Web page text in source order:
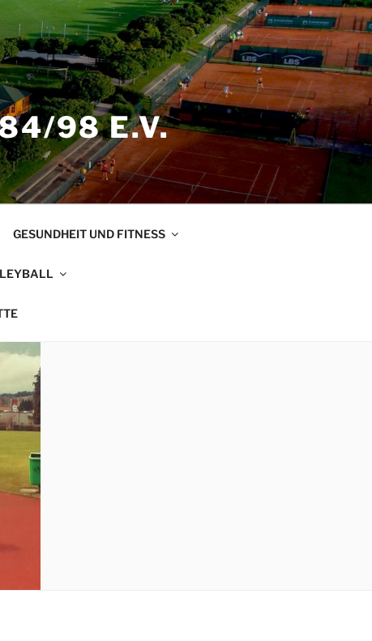
98 E.V.
GESUNDHEIT UND FITNESS